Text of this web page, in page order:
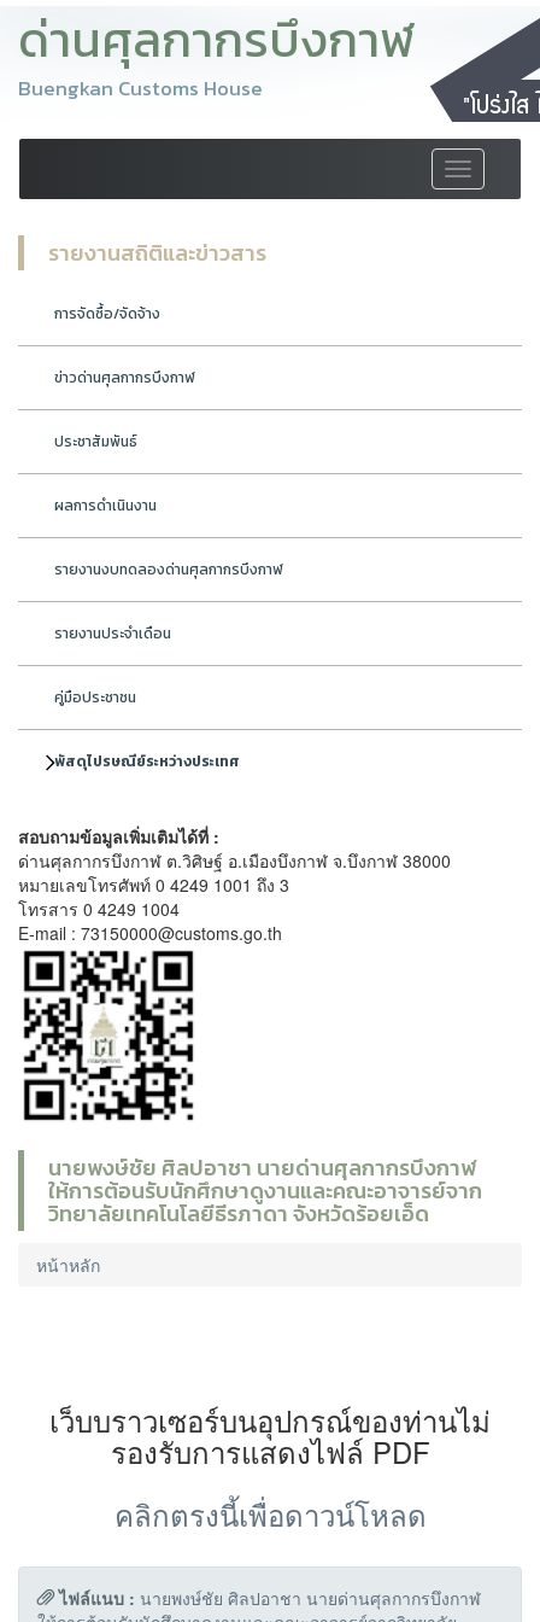
ด่านศุลกากรบึงกาฬ
Buengkan Customs House
Toggle
navigation
รายงานสถิติและข่าวสาร
การจัดซื้อ/จัดจ้าง
ข่าวด่านศุลกากรบึงกาฬ
ประชาสัมพันธ์
ผลการดำเนินงาน
รายงานงบทดลองด่านศุลกากรบึงกาฬ
รายงานประจำเดือน
คู่มือประชาชน
พัสดุไปรษณีย์ระหว่างประเทศ
สอบถามข้อมูลเพิ่มเติมได้ที่ :
ด่านศุลกากรบึงกาฬ ต.วิศิษฐ์ อ.เมืองบึงกาฬ จ.บึงกาฬ 38000
หมายเลขโทรศัพท์ 0 4249 1001 ถึง 3
โทรสาร 0 4249 1004
E-mail : 73150000@customs.go.th
นายพงษ์ชัย ศิลปอาชา นายด่านศุลกากรบึงกาฬ
ให้การต้อนรับนักศึกษาดูงานและคณะอาจารย์จาก
วิทยาลัยเทคโนโลยีธีรภาดา จังหวัดร้อยเอ็ด
หน้าหลัก
เว็บบราวเซอร์บนอุปกรณ์ของท่านไม่
รองรับการแสดงไฟล์ PDF
คลิกตรงนี้เพื่อดาวน์โหลด
ไฟล์แนบ : นายพงษ์ชัย ศิลปอาชา นายด่านศุลกากรบึงกาฬ